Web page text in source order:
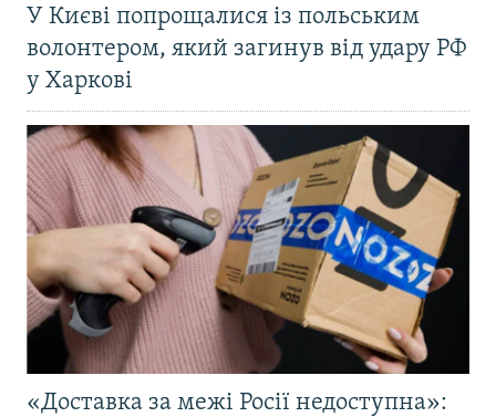
У Києві попрощалися із польським
волонтером, який загинув від удару РФ
у Харкові
«Доставка за межі Росії недоступна»: